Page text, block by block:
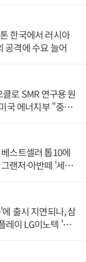
한국에서 러시아
공격에 수요 늘어
로 SMR 연구용 원
국 에너지부 "중요
스트셀러 톱10에
랜저·아반떼 '세단
출시 지연되나, 삼
레이 LG이노텍 '탈